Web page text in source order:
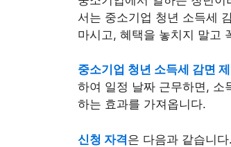
서는 중소기업 청년 소득세
마시고, 혜택을 놓치지 말고
중소기업 청년 소득세 감면
하여 일정 날짜 근무하면, 소
하는 효과를 가져옵니다.
신청 자격은 다음과 같습니다.